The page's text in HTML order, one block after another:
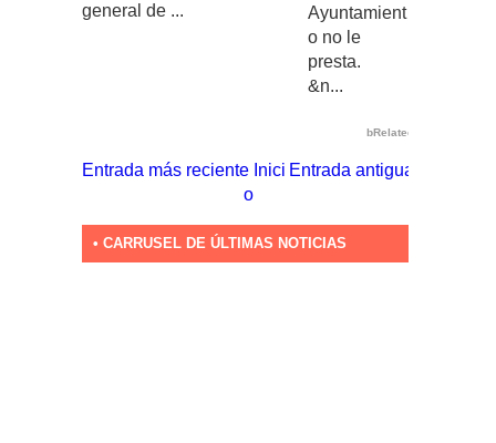
general de ...
Ayuntamient
o no le
presta.
&n...
bRelated
Entrada más reciente Entrada antigua
Inici
o
• CARRUSEL DE ÚLTIMAS NOTICIAS